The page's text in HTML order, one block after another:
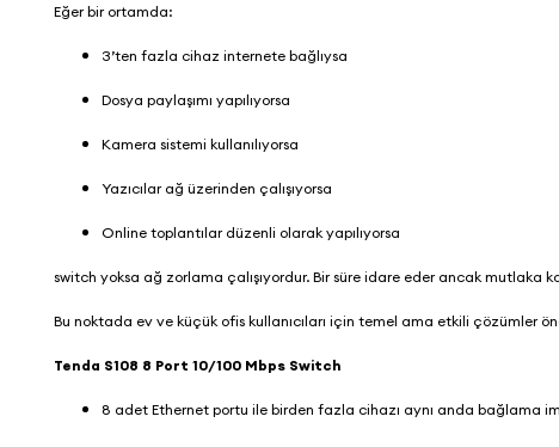
Eğer bir ortamda:
3’ten fazla cihaz internete bağlıysa
Dosya paylaşımı yapılıyorsa
Kamera sistemi kullanılıyorsa
Yazıcılar ağ üzerinden çalışıyorsa
Online toplantılar düzenli olarak yapılıyorsa
switch yoksa ağ zorlama çalışıyordur. Bir süre idare eder ancak mutlaka
Bu noktada ev ve küçük ofis kullanıcıları için temel ama etkili çözümler
Tenda S108 8 Port 10/100 Mbps Switch
8 adet Ethernet portu ile birden fazla cihazı aynı anda bağlama